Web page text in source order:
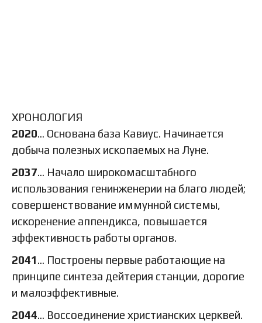
ХРОНОЛОГИЯ
2020… Основана база Кавиус. Начинается
добыча полезных ископаемых на Луне.
2037… Начало широкомасштабного
использования генинженерии на благо людей;
совершенствование иммунной системы,
искоренение аппендикса, повышается
эффективность работы органов.
2041… Построены первые работающие на
принципе синтеза дейтерия станции, дорогие
и малоэффективные.
2044… Воссоединение христианских церквей.